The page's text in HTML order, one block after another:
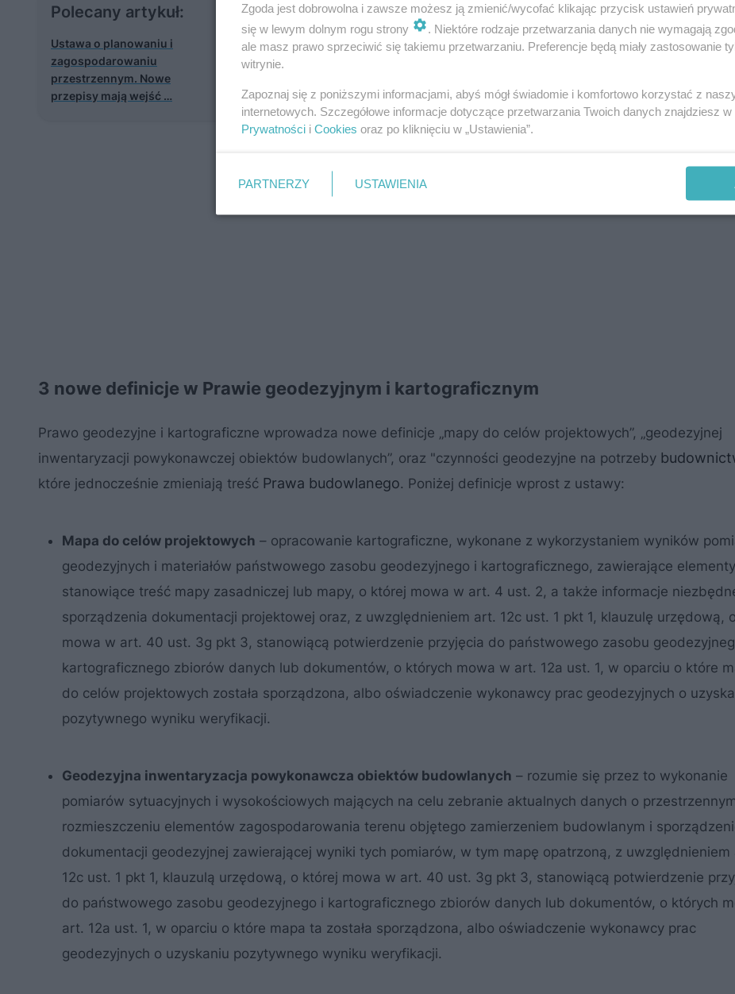
Polecany artykuł:
Ustawa o planowaniu i
zagospodarowaniu
przestrzennym. Nowe
przepisy mają wejść …
3 nowe definicje w Prawie geodezyjnym i kartograficznym
Prawo geodezyjne i kartograficzne wprowadza nowe definicje „mapy do celów projektowych”, „geodezyjnej
inwentaryzacji powykonawczej obiektów budowlanych”, oraz "czynności geodezyjne na potrzeby
które jednocześnie zmieniają treść Prawa budowlanego. Poniżej definicje wprost z ustawy:
Mapa do celów projektowych – opracowanie kartograficzne, wykonane z wykorzystaniem wyników
geodezyjnych i materiałów państwowego zasobu geodezyjnego i kartograficznego, zawierające elementy
stanowiące treść mapy zasadniczej lub mapy, o której mowa w art. 4 ust. 2, a także informacje
sporządzenia dokumentacji projektowej oraz, z uwzględnieniem art. 12c ust. 1 pkt 1, klauzulę urzędową,
mowa w art. 40 ust. 3g pkt 3, stanowiącą potwierdzenie przyjęcia do państwowego zasobu
kartograficznego zbiorów danych lub dokumentów, o których mowa w art. 12a ust. 1, w oparciu o które
do celów projektowych została sporządzona, albo oświadczenie wykonawcy prac geodezyjnych o
pozytywnego wyniku weryfikacji.
Geodezyjna inwentaryzacja powykonawcza obiektów budowlanych – rozumie się przez to wykonanie
pomiarów sytuacyjnych i wysokościowych mających na celu zebranie aktualnych danych o
rozmieszczeniu elementów zagospodarowania terenu objętego zamierzeniem budowlanym i
dokumentacji geodezyjnej zawierającej wyniki tych pomiarów, w tym mapę opatrzoną, z uwzględnieniem
12c ust. 1 pkt 1, klauzulą urzędową, o której mowa w art. 40 ust. 3g pkt 3, stanowiącą potwierdzenie
do państwowego zasobu geodezyjnego i kartograficznego zbiorów danych lub dokumentów, o których
art. 12a ust. 1, w oparciu o które mapa ta została sporządzona, albo oświadczenie wykonawcy prac
geodezyjnych o uzyskaniu pozytywnego wyniku weryfikacji.
Zgoda jest dobrowolna i zawsze możesz ją zmienić/wycofać klikając przycisk ustawień
się w lewym dolnym rogu strony
. Niektóre rodzaje przetwarzania danych nie wymagają
ale masz prawo sprzeciwić się takiemu przetwarzaniu. Preferencje będą miały zastosowanie
witrynie.
Zapoznaj się z poniższymi informacjami, abyś mógł świadomie i komfortowo korzystać z
internetowych. Szczegółowe informacje dotyczące przetwarzania Twoich danych znajdziesz w
Prywatności i Cookies oraz po kliknięciu w „Ustawienia”.
PARTNERZY USTAWIENIA